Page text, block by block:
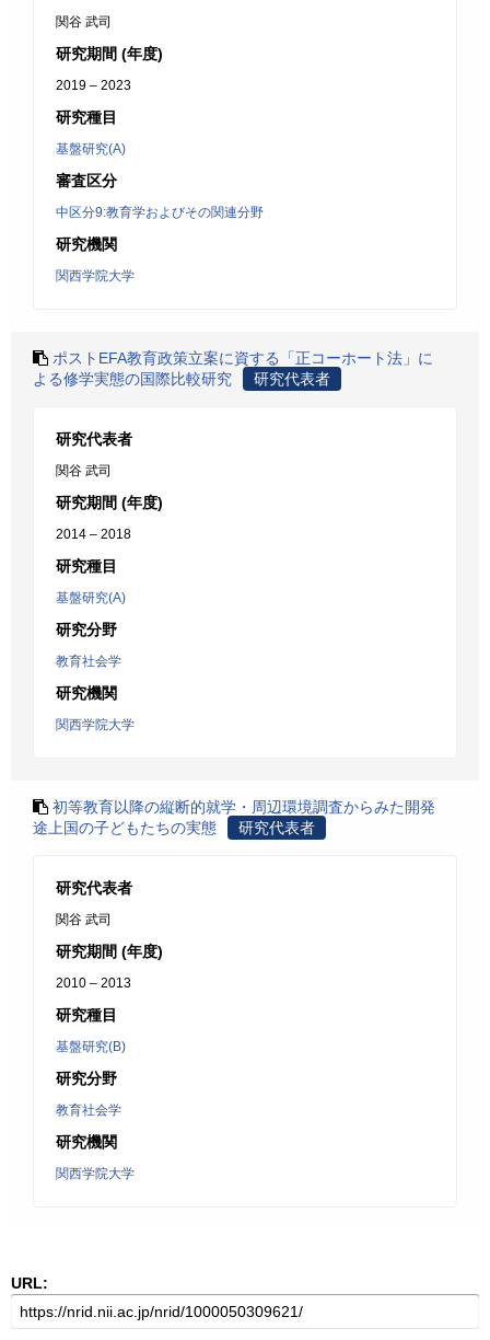
関谷 武司
研究期間 (年度)
2019 – 2023
研究種目
基盤研究(A)
審査区分
中区分9:教育学およびその関連分野
研究機関
関西学院大学
ポストEFA教育政策立案に資する「正コーホート法」に
よる修学実態の国際比較研究
研究代表者
研究代表者
関谷 武司
研究期間 (年度)
2014 – 2018
研究種目
基盤研究(A)
研究分野
教育社会学
研究機関
関西学院大学
初等教育以降の縦断的就学・周辺環境調査からみた開発
途上国の子どもたちの実態
研究代表者
研究代表者
関谷 武司
研究期間 (年度)
2010 – 2013
研究種目
基盤研究(B)
研究分野
教育社会学
研究機関
関西学院大学
URL: